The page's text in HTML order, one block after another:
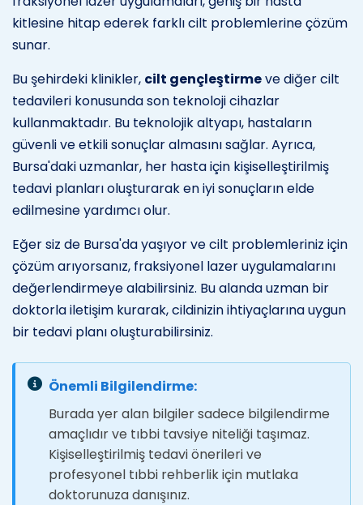
kitlesine hitap ederek farklı cilt problemlerine çözüm
sunar.
Bu şehirdeki klinikler, cilt gençleştirmeve diğer cilt
tedavileri konusunda son teknoloji cihazlar
kullanmaktadır. Bu teknolojik altyapı, hastaların
güvenli ve etkili sonuçlar almasını sağlar. Ayrıca,
Bursa'daki uzmanlar, her hasta için kişiselleştirilmiş
tedavi planları oluşturarak en iyi sonuçların elde
edilmesine yardımcı olur.
Eğer siz de Bursa'da yaşıyor ve cilt problemleriniz için
çözüm arıyorsanız, fraksiyonel lazer uygulamalarını
değerlendirmeye alabilirsiniz. Bu alanda uzman bir
doktorla iletişim kurarak, cildinizin ihtiyaçlarına uygun
bir tedavi planı oluşturabilirsiniz.
Önemli Bilgilendirme:
Burada yer alan bilgiler sadece bilgilendirme
amaçlıdır ve tıbbi tavsiye niteliği taşımaz.
Kişiselleştirilmiş tedavi önerileri ve
profesyonel tıbbi rehberlik için mutlaka
doktorunuza danışınız.